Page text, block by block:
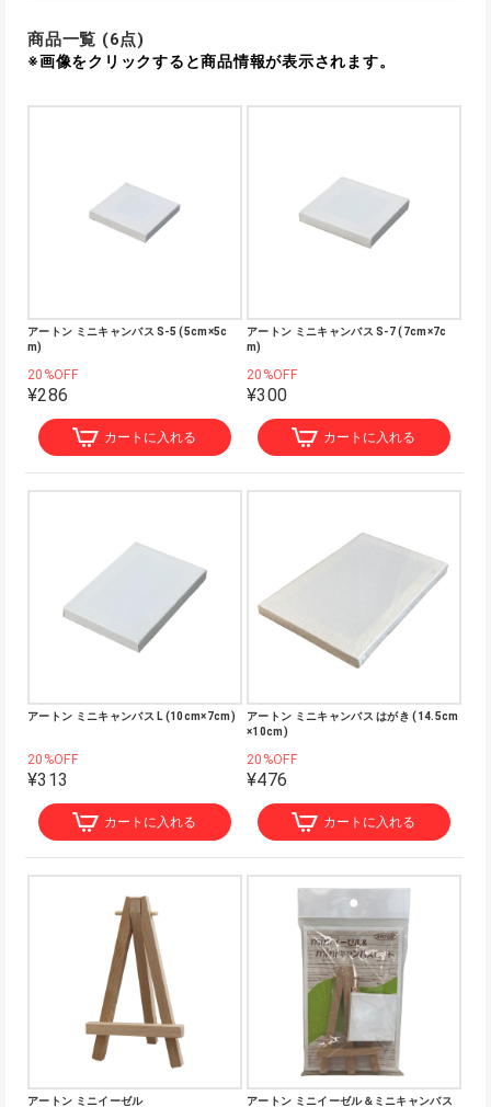
商品一覧 (6点)
※画像をクリックすると商品情報が表示されます。
アートン ミニキャンバス S-5 (5cm×5c
m)
20%OFF
¥286
カートに入れる
アートン ミニキャンバス S-7 (7cm×7c
m)
20%OFF
¥300
カートに入れる
アートン ミニキャンバス L (10cm×7cm)
20%OFF
¥313
カートに入れる
アートン ミニキャンバス はがき (14.5cm
×10cm)
20%OFF
¥476
カートに入れる
アートン ミニイーゼル アートン ミニイーゼル＆ミニキャンバス